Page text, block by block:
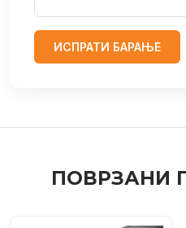
ИСПРАТИ БАРАЊЕ
ПОВРЗАНИ